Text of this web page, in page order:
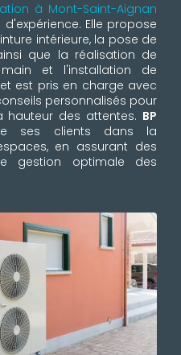
à Mont-Saint-Aignan
Elle propose
intérieure, la pose de
que la réalisation de
et l'installation de
est pris en charge avec
personnalisés pour
des attentes. BP
ses clients dans la
en assurant des
gestion optimale des